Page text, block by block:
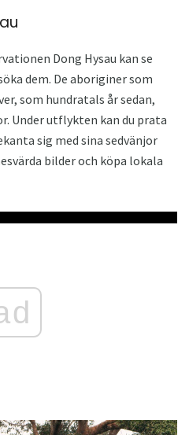
Dong Hysau kan se
dem. De aboriginer som
som hundratals år sedan,
Under utflykten kan du prata
sig med sina sedvänjor
bilder och köpa lokala